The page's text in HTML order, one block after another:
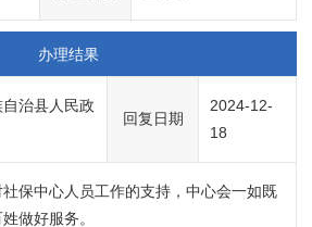
办理结果
治县人民政
回复日期
2024-12-
18
保中心人员工作的支持，中心会一如既
做好服务。